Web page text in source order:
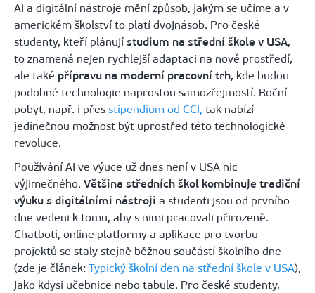
AI a digitální nástroje mění způsob, jakým se učíme a v
americkém školství to platí dvojnásob. Pro české
studenty, kteří plánují studium na střední škole v USA,
to znamená nejen rychlejší adaptaci na nové prostředí,
ale také přípravu na moderní pracovní trh, kde budou
podobné technologie naprostou samozřejmostí. Roční
pobyt, např. i přes stipendium od CCI, tak nabízí
jedinečnou možnost být uprostřed této technologické
revoluce.
Používání AI ve výuce už dnes není v USA nic
výjimečného. Většina středních škol kombinuje tradiční
výuku s digitálními nástroji a studenti jsou od prvního
dne vedeni k tomu, aby s nimi pracovali přirozeně.
Chatboti, online platformy a aplikace pro tvorbu
projektů se staly stejně běžnou součástí školního dne
(zde je článek: Typický školní den na střední škole v USA),
jako kdysi učebnice nebo tabule. Pro české studenty,